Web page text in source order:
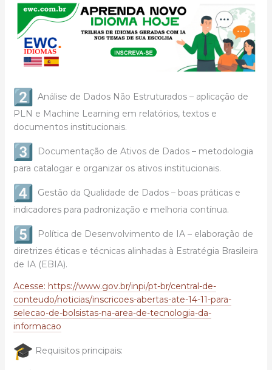
Análise de Dados Não Estruturados – aplicação de
PLN e Machine Learning em relatórios, textos e
documentos institucionais.
Documentação de Ativos de Dados – metodologia
para catalogar e organizar os ativos institucionais.
Gestão da Qualidade de Dados – boas práticas e
indicadores para padronização e melhoria contínua.
Política de Desenvolvimento de IA – elaboração de
diretrizes éticas e técnicas alinhadas à Estratégia Brasileira
de IA (EBIA).
Acesse: https://www.gov.br/inpi/pt-br/central-de-
conteudo/noticias/inscricoes-abertas-ate-14-11-para-
selecao-de-bolsistas-na-area-de-tecnologia-da-
informacao
Requisitos principais: